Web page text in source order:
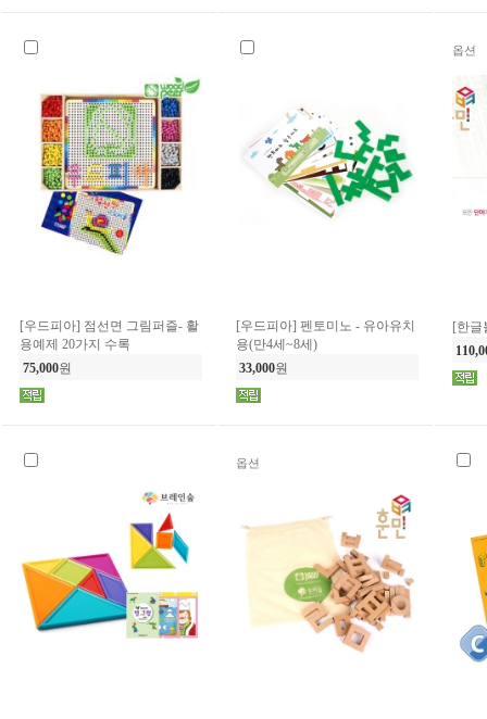
[우드피아] 점선면 그림퍼즐- 활
용예제 20가지 수록
75,000원
[우드피아] 펜토미노 - 유아유치
용(만4세~8세)
33,000원
옵션
[한글
옵션